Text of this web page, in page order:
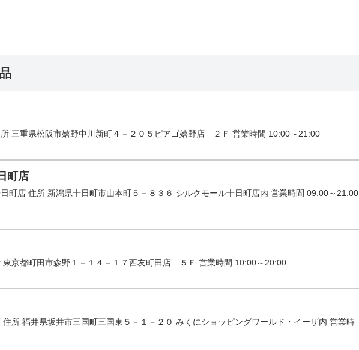
三重県松阪市嬉野中川新町４－２０５ピアゴ嬉野店 ２Ｆ 営業時間 10:00～21:00
町店
町店 住所 新潟県十日町市山本町５－８３６ シルクモール十日町店内 営業時間 09:00～21:00
東京都町田市森野１－１４－１７西友町田店 ５Ｆ 営業時間 10:00～20:00
所 福井県坂井市三国町三国東５－１－２０ みくにショッピングワールド・イーザ内 営業時